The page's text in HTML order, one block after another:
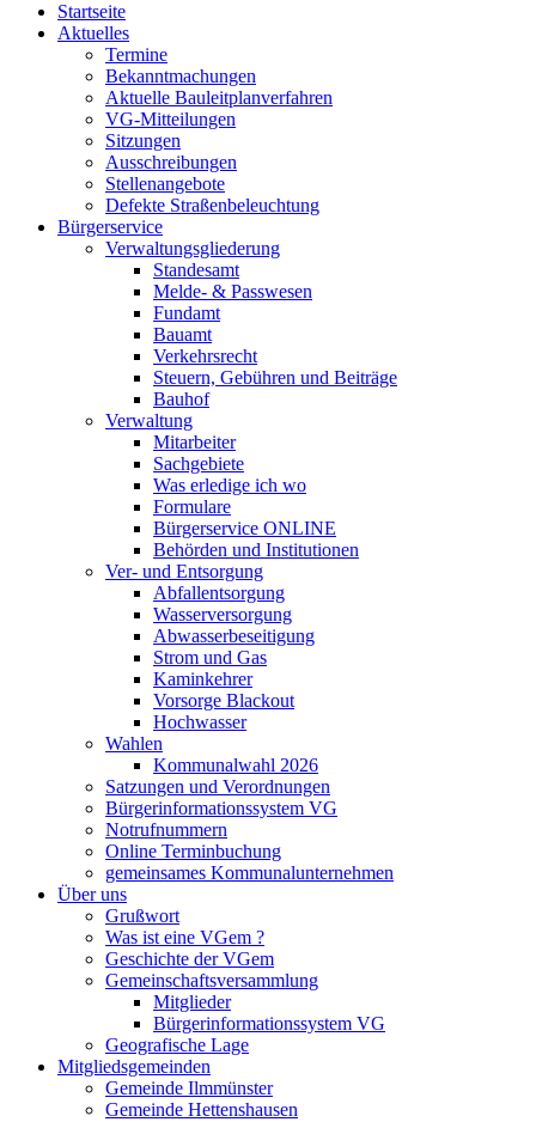
Startseite
Aktuelles
Termine
Bekanntmachungen
Aktuelle Bauleitplanverfahren
VG-Mitteilungen
Sitzungen
Ausschreibungen
Stellenangebote
Defekte Straßenbeleuchtung
Bürgerservice
Verwaltungsgliederung
Standesamt
Melde- & Passwesen
Fundamt
Bauamt
Verkehrsrecht
Steuern, Gebühren und Beiträge
Bauhof
Verwaltung
Mitarbeiter
Sachgebiete
Was erledige ich wo
Formulare
Bürgerservice ONLINE
Behörden und Institutionen
Ver- und Entsorgung
Abfallentsorgung
Wasserversorgung
Abwasserbeseitigung
Strom und Gas
Kaminkehrer
Vorsorge Blackout
Hochwasser
Wahlen
Kommunalwahl 2026
Satzungen und Verordnungen
Bürgerinformationssystem VG
Notrufnummern
Online Terminbuchung
gemeinsames Kommunalunternehmen
Über uns
Grußwort
Was ist eine VGem ?
Geschichte der VGem
Gemeinschaftsversammlung
Mitglieder
Bürgerinformationssystem VG
Geografische Lage
Mitgliedsgemeinden
Gemeinde Ilmmünster
Gemeinde Hettenshausen